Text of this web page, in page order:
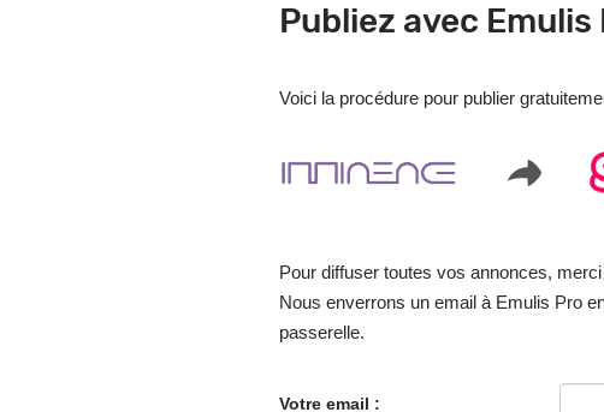
Publiez avec
Voici la procédure pour publier
Pour diffuser toutes vos annonces,
Nous enverrons un email à Emulis Pro
passerelle.
Votre email :